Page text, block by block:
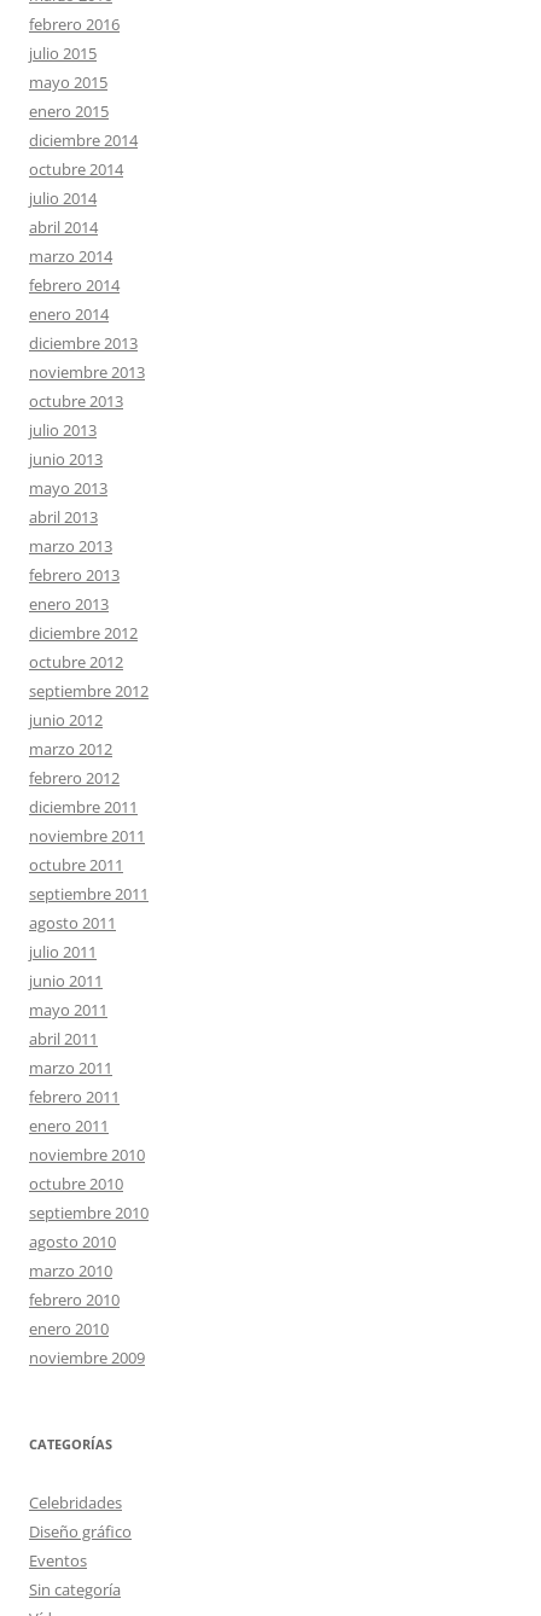
febrero 2016
julio 2015
mayo 2015
enero 2015
diciembre 2014
octubre 2014
julio 2014
abril 2014
marzo 2014
febrero 2014
enero 2014
diciembre 2013
noviembre 2013
octubre 2013
julio 2013
junio 2013
mayo 2013
abril 2013
marzo 2013
febrero 2013
enero 2013
diciembre 2012
octubre 2012
septiembre 2012
junio 2012
marzo 2012
febrero 2012
diciembre 2011
noviembre 2011
octubre 2011
septiembre 2011
agosto 2011
julio 2011
junio 2011
mayo 2011
abril 2011
marzo 2011
febrero 2011
enero 2011
noviembre 2010
octubre 2010
septiembre 2010
agosto 2010
marzo 2010
febrero 2010
enero 2010
noviembre 2009
CATEGORÍAS
Celebridades
Diseño gráfico
Eventos
Sin categoría